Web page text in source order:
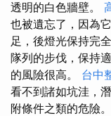
透明的白色牆壁。
也被遺忘了，因為
足，後燈光保持完
隊列的步伐，保持
的風險很高。 台中
看不到諸如坑洼，
附條件之類的危險。